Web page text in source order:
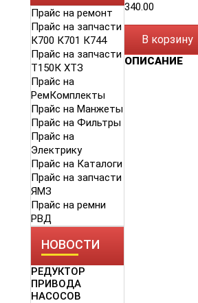
Прайс на ремонт
Прайс на запчасти
К700 К701 К744
Прайс на запчасти
Т150К ХТЗ
Прайс на
РемКомплекты
Прайс на Манжеты
Прайс на Фильтры
Прайс на
Электрику
Прайс на Каталоги
Прайс на запчасти
ЯМЗ
Прайс на ремни
РВД
НОВОСТИ
РЕДУКТОР
ПРИВОДА
НАСОСОВ
340.00
В корзину
ОПИСАНИЕ